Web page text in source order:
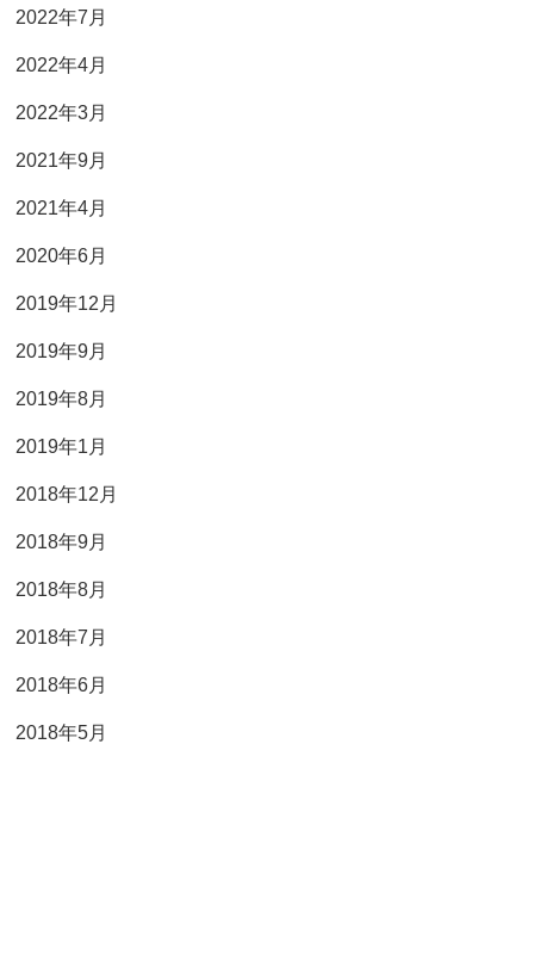
2022年7月
2022年4月
2022年3月
2021年9月
2021年4月
2020年6月
2019年12月
2019年9月
2019年8月
2019年1月
2018年12月
2018年9月
2018年8月
2018年7月
2018年6月
2018年5月